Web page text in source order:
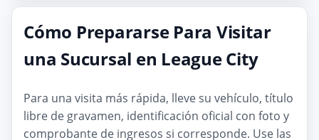
Cómo Prepararse Para Visitar
una Sucursal en League City
Para una visita más rápida, lleve su vehículo, título
libre de gravamen, identificación oficial con foto y
comprobante de ingresos si corresponde. Use las